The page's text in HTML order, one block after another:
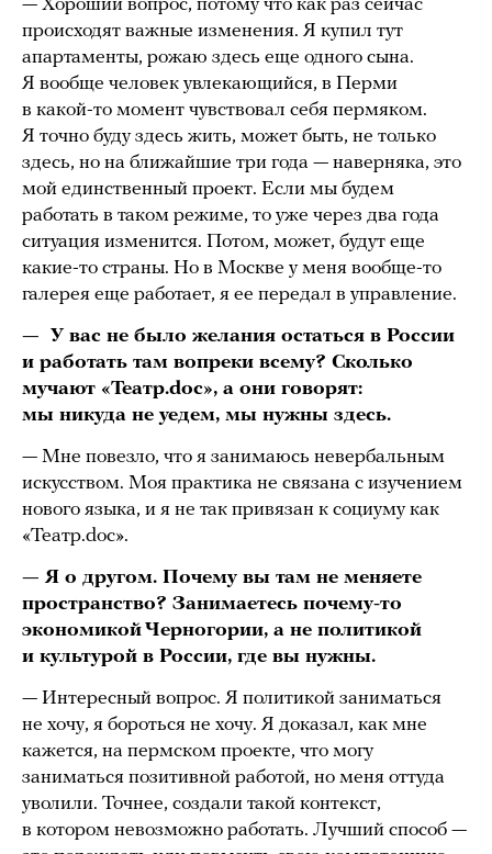
— Хороший вопрос, потому что как раз сейчас
происходят важные изменения. Я купил тут
апартаменты, рожаю здесь еще одного сына.
Я вообще человек увлекающийся, в Перми
в какой-то момент чувствовал себя пермяком.
Я точно буду здесь жить, может быть, не только
здесь, но на ближайшие три года — наверняка, это
мой единственный проект. Если мы будем
работать в таком режиме, то уже через два года
ситуация изменится. Потом, может, будут еще
какие-то страны. Но в Москве у меня вообще-то
галерея еще работает, я ее передал в управление.
— У вас не было желания остаться в России
и работать там вопреки всему? Сколько
мучают «Театр.doc», а они говорят:
мы никуда не уедем, мы нужны здесь.
— Мне повезло, что я занимаюсь невербальным
искусством. Моя практика не связана с изучением
нового языка, и я не так привязан к социуму как
«Театр.doc».
— Я о другом. Почему вы там не меняете
пространство? Занимаетесь почему-то
экономикой Черногории, а не политикой
и культурой в России, где вы нужны.
— Интересный вопрос. Я политикой заниматься
не хочу, я бороться не хочу. Я доказал, как мне
кажется, на пермском проекте, что могу
заниматься позитивной работой, но меня оттуда
уволили. Точнее, создали такой контекст,
в котором невозможно работать. Лучший способ —